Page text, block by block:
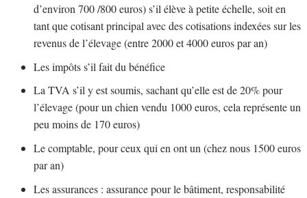
d’environ 700 /800 euros) s’il élève à petite échelle, soit en
tant que cotisant principal avec des cotisations indexées sur les
revenus de l’élevage (entre 2000 et 4000 euros par an)
Les impôts s’il fait du bénéfice
La TVA s’il y est soumis, sachant qu’elle est de 20% pour
l’élevage (pour un chien vendu 1000 euros, cela représente un
peu moins de 170 euros)
Le comptable, pour ceux qui en ont un (chez nous 1500 euros
par an)
Les assurances : assurance pour le bâtiment, responsabilité